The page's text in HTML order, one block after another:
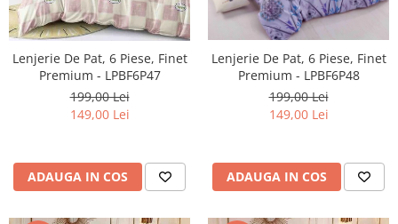
Lenjerie De Pat, 6 Piese, Finet
Premium - LPBF6P47
199,00 Lei
149,00 Lei
ADAUGA IN COS
Lenjerie De Pat, 6 Piese, Finet
Premium - LPBF6P48
199,00 Lei
149,00 Lei
ADAUGA IN COS